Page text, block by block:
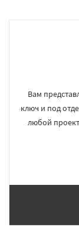
Вам
ключ и под
любой